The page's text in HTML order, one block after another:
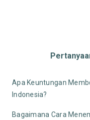
Apa Keuntungan
Indonesia?
Bagaimana Cara